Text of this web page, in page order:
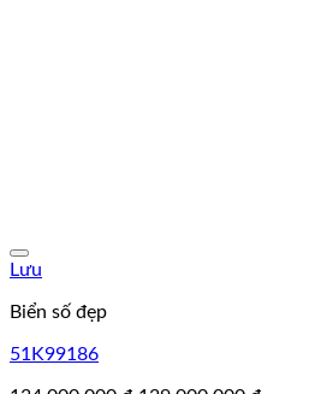
Lưu
Biển số đẹp
51K99186